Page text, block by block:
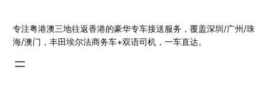
专注粤港澳三地往返香港的豪华专车接送服务，覆盖深圳/广州/珠
海/澳门，丰田埃尔法商务车+双语司机，一车直达。